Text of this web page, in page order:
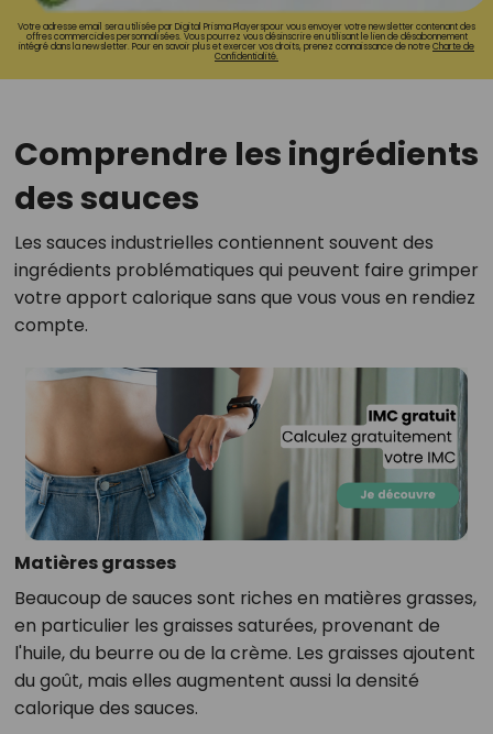
Votre adresse email sera utilisée par Digital Prisma Playerspour vous envoyer votre newsletter contenant des
offres commerciales personnalisées. Vous pourrez vous désinscrire en utilisant le lien de désabonnement
intégré dans la newsletter. Pour en savoir plus et exercer vos droits, prenez connaissance de notreCharte de
Confidentialité.
Comprendre les ingrédients
des sauces
Les sauces industrielles contiennent souvent des
ingrédients problématiques qui peuvent faire grimper
votre apport calorique sans que vous vous en rendiez
compte.
Matières grasses
Beaucoup de sauces sont riches en matières grasses,
en particulier les graisses saturées, provenant de
l'huile, du beurre ou de la crème. Les graisses ajoutent
du goût, mais elles augmentent aussi la densité
calorique des sauces.